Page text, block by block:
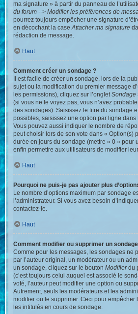
ma signature » à partir du panneau de
du forum --> Modifier les préférences de
pourrez toujours empêcher une signature
en décochant la caseAttacher ma signature
rédaction de message.
Haut
Comment créer un sondage ?
Il est facile de créer un sondage, lors de la
sujet ou la modification du premier message
les permissions), cliquez sur l’ongletSondage
(si vous ne le voyez pas, vous n’avez
des sondages). Saisissez le titre du sondage
possibles, saisissez une option par ligne
Vous pouvez aussi indiquer le nombre de
peut choisir lors de son vote dans « Option(s)
durée en jours du sondage (mettre « 0 » pour
enfin permettre aux utilisateurs de modifier
Haut
Pourquoi ne puis-je pas ajouter plus
Le nombre d’options maximum par sondage
l’administrateur. Si vous avez besoin
contactez-le.
Haut
Comment modifier ou supprimer un
Comme pour les messages, les sondages ne
par l’auteur original, un modérateur ou un
un sondage, cliquez sur le boutonModifierdu
(c’est toujours celui auquel est associé le
voté, l’auteur peut modifier une option ou
Autrement, seuls les modérateurs et les
modifier ou le supprimer. Ceci pour empêcher
les intitulés en cours de sondage.